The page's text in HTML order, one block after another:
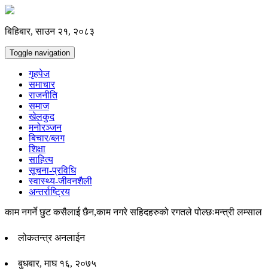
बिहिबार, साउन २१, २०८३
Toggle navigation
गृहपेज
समाचार
राजनीति
समाज
खेलकुद
मनोरञ्जन
बिचार/ब्लग
शिक्षा
साहित्य
सूचना-प्रविधि
स्वास्थ्य-जीवनशैली
अन्तर्राष्ट्रिय
काम नगर्ने छुट कसैलाई छैन,काम नगरे सहिदहरुको रगतले पोल्छःमन्त्री लम्साल
लोकतन्त्र अनलाईन
बुधबार, माघ १६, २०७५